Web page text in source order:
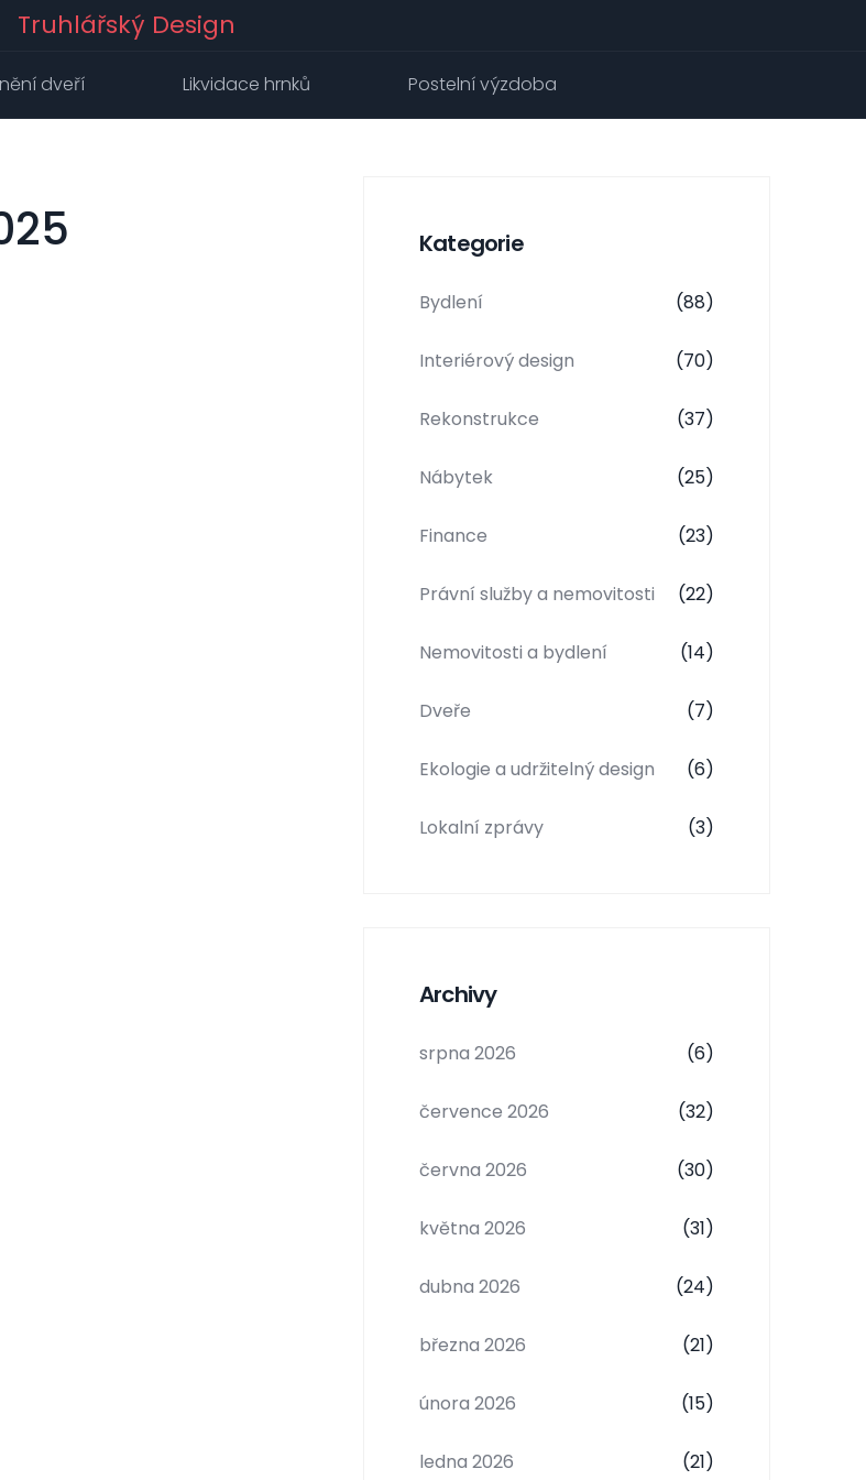
Truhlářský Design
dveří Likvidace hrnků Postelní výzdoba
Kategorie
Bydlení (88)
Interiérový design (70)
Rekonstrukce (37)
Nábytek (25)
Finance (23)
Právní služby a nemovitosti (22)
Nemovitosti a bydlení (14)
Dveře (7)
Ekologie a udržitelný design (6)
Lokalní zprávy (3)
Archivy
srpna 2026 (6)
července 2026 (32)
června 2026 (30)
května 2026 (31)
dubna 2026 (24)
března 2026 (21)
února 2026 (15)
ledna 2026 (21)